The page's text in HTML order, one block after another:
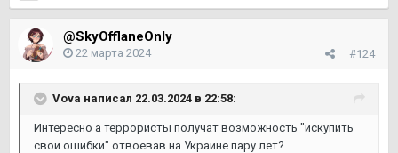
@SkyOfflaneOnly
#124
22 марта 2024
Vova написал 22.03.2024 в 22:58:
Интересно а террористы получат возможность "искупить
свои ошибки" отвоевав на Украине пару лет?